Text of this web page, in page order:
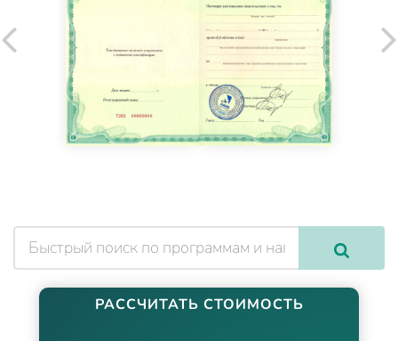
РАССЧИТАТЬ СТОИМОСТЬ